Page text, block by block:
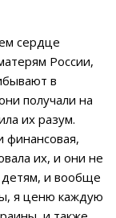
сердце
России,
в
получали на
их разум.
финансовая,
их, и они не
детям, и вообще
я ценю каждую